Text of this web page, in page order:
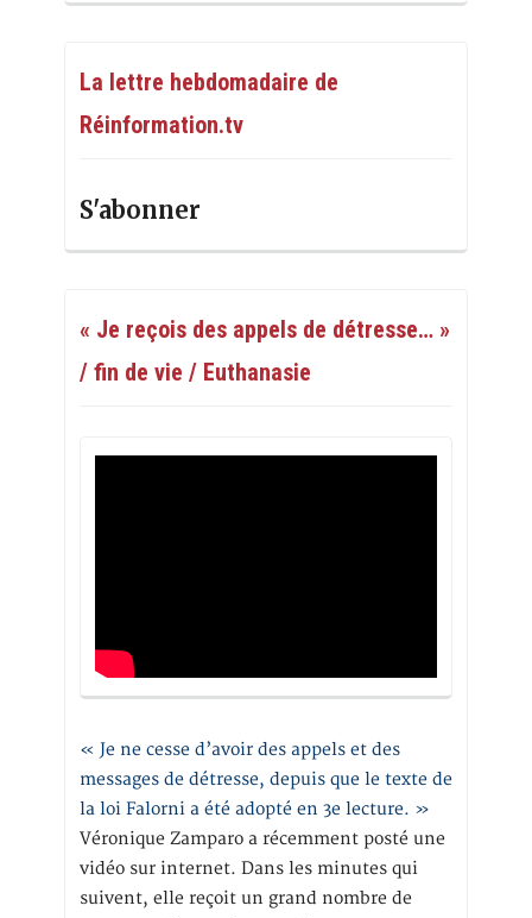
La lettre hebdomadaire de
Réinformation.tv
S'abonner
« Je reçois des appels de détresse… »
/ fin de vie / Euthanasie
« Je ne cesse d’avoir des appels et des
messages de détresse, depuis que le texte de
la loi Falorni a été adopté en 3e lecture. »
Véronique Zamparo a récemment posté une
vidéo sur internet. Dans les minutes qui
suivent, elle reçoit un grand nombre de